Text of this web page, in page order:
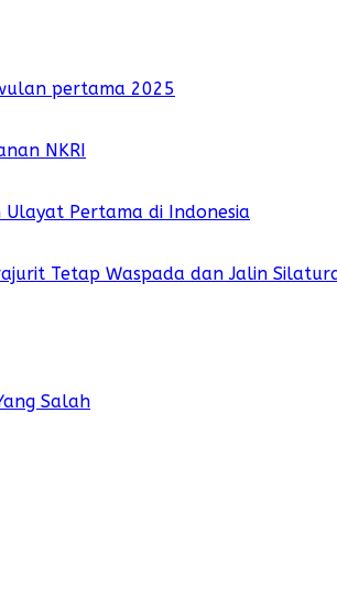
pertama 2025
NKRI
Ulayat Pertama di Indonesia
Tetap Waspada dan Jalin
Salah